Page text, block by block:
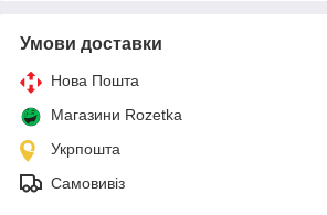
Умови доставки
Нова Пошта
Магазини Rozetka
Укрпошта
Самовивіз